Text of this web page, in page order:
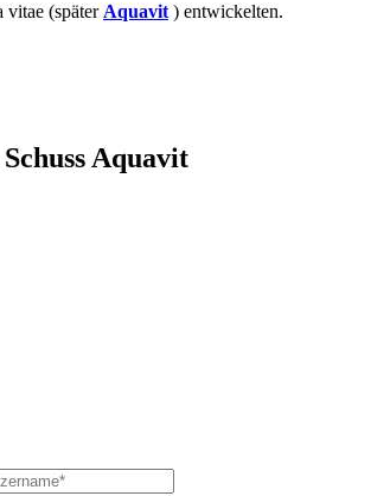
vitae (später Aquavit ) entwickelten.
Aquavit